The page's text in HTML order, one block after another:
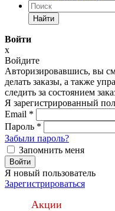
Найти
Войти
x
Войдите
Авторизировавшись, вы
делать заказы, а также
следить за состоянием
Я зарегистрированный
Email *
Пароль *
Забыли пароль?
Запомнить меня
Войти
Я новый пользователь
Зарегистрироваться
Акции